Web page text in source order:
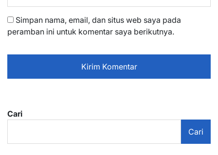
Simpan nama, email, dan situs web saya pada
peramban ini untuk komentar saya berikutnya.
Cari
Cari